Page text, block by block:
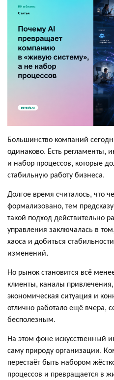
Большинство компаний
одинаково. Есть регламенты,
и набор процессов, которые
стабильную работу бизнеса.
Долгое время считалось, что
формализовано, тем
такой подход действительно
управления заключалась в
хаоса и добиться
изменений.
Но рынок становится всё
клиенты, каналы
экономическая ситуация и
отлично работало ещё вчера,
бесполезным.
На этом фоне искусственный
саму природу организации.
перестаёт быть набором
процессов и превращается в